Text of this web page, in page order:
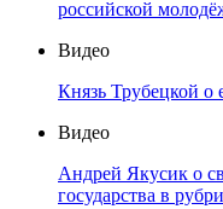
российской
Видео
Князь Трубецкой о
Видео
Андрей Якусик о
государства в